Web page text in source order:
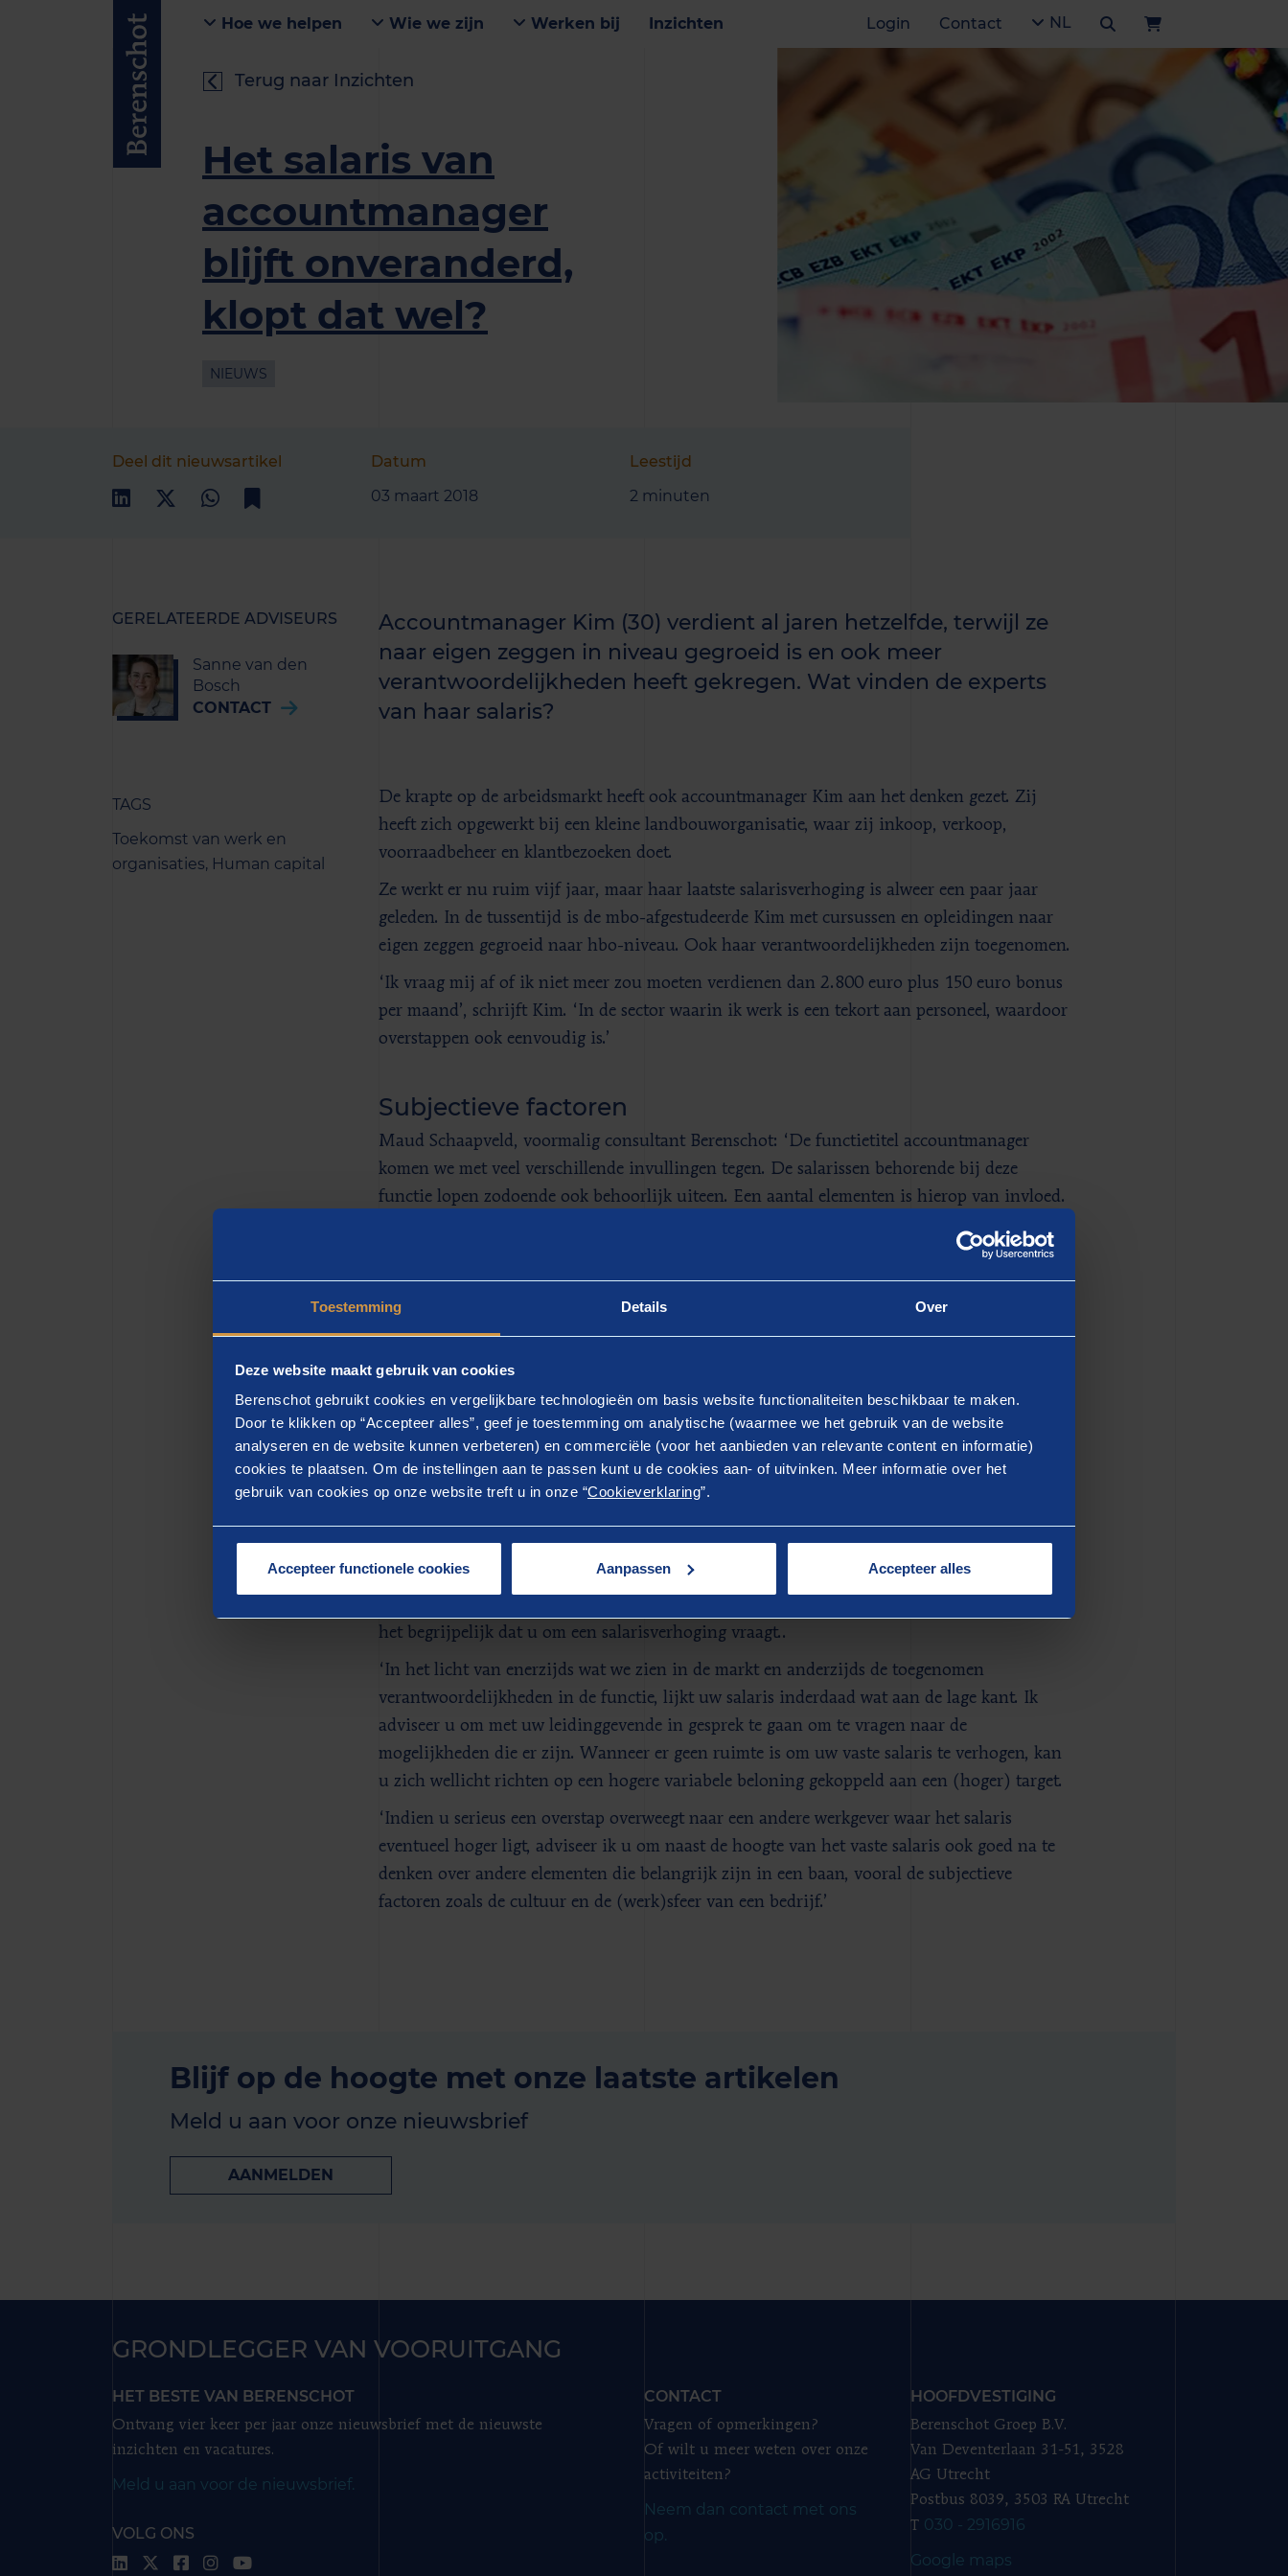
Toestemming Details Over
Deze website maakt gebruik van cookies
Berenschot gebruikt cookies en vergelijkbare technologieën om basis website functionaliteiten beschikbaar te maken.
Door te klikken op “Accepteer alles”, geef je toestemming om analytische (waarmee we het gebruik van de website
analyseren en de website kunnen verbeteren) en commerciële (voor het aanbieden van relevante content en informatie)
cookies te plaatsen. Om de instellingen aan te passen kunt u de cookies aan- of uitvinken. Meer informatie over het
gebruik van cookies op onze website treft u in onze “Cookieverklaring”.
Accepteer functionele cookies Aanpassen Accepteer alles
Hoe we helpen Wie we zijn Werken bij Inzichten Login Contact NL
Terug naar Inzichten
Het salaris van
accountmanager
blijft onveranderd,
klopt dat wel?
NIEUWS
Deel dit nieuwsartikel
Datum
03 maart 2018
Leestijd
2 minuten
GERELATEERDE ADVISEURS
Sanne van den
Bosch
CONTACT
TAGS
Toekomst van werk en
organisaties, Human capital
Accountmanager Kim (30) verdient al jaren hetzelfde, terwijl ze
naar eigen zeggen in niveau gegroeid is en ook meer
verantwoordelijkheden heeft gekregen. Wat vinden de experts
van haar salaris?
De krapte op de arbeidsmarkt heeft ook accountmanager Kim aan het denken gezet. Zij
heeft zich opgewerkt bij een kleine landbouworganisatie, waar zij inkoop, verkoop,
voorraadbeheer en klantbezoeken doet.
Ze werkt er nu ruim vijf jaar, maar haar laatste salarisverhoging is alweer een paar jaar
geleden. In de tussentijd is de mbo-afgestudeerde Kim met cursussen en opleidingen naar
eigen zeggen gegroeid naar hbo-niveau. Ook haar verantwoordelijkheden zijn toegenomen.
‘Ik vraag mij af of ik niet meer zou moeten verdienen dan 2.800 euro plus 150 euro bonus
per maand’, schrijft Kim. ‘In de sector waarin ik werk is een tekort aan personeel, waardoor
overstappen ook eenvoudig is.’
Subjectieve factoren
Maud Schaapveld, voormalig consultant Berenschot: ‘De functietitel accountmanager
komen we met veel verschillende invullingen tegen. De salarissen behorende bij deze
functie lopen zodoende ook behoorlijk uiteen. Een aantal elementen is hierop van invloed.
commerciële plannen en het belang van de producten of diensten voor de organisatie. De
uiteenlopende salarissen variëren voor de wat lichtere accountmanagers rond de 3.000 en
3.500 euro per maand en voor de zwaardere accountmanagers kan dit wel oplopen tot zo’n
5.500 euro per maand.
‘Naast bovengenoemde punten is uiteraard ook de sector waarin u werkzaam bent van
invloed op de hoogte van uw salaris. Voor salesfuncties is het daarnaast heel gebruikelijk
om een variabele beloning te ontvangen. Vaak is dat gekoppeld aan een target. U meldt dat
dit ook op jou van toepassing is.
‘U zegt daarnaast dat uw vraag deels afkomstig is uit de ontwikkeling die jij hebt
doorgemaakt, via diverse trainingen. Belangrijk om u te realiseren is dat een functie niet
per definitie(een definitie is een beschrijving van iets) meer waard wordt wanneer de
functiehouder meer kan. U geeft echter aan dat de inhoud van uw functie mee is gegroeid.
het begrijpelijk dat u om een salarisverhoging vraagt..
‘In het licht van enerzijds wat we zien in de markt en anderzijds de toegenomen
verantwoordelijkheden in de functie, lijkt uw salaris inderdaad wat aan de lage kant. Ik
adviseer u om met uw leidinggevende in gesprek te gaan om te vragen naar de
mogelijkheden die er zijn. Wanneer er geen ruimte is om uw vaste salaris te verhogen, kan
u zich wellicht richten op een hogere variabele beloning gekoppeld aan een (hoger) target.
‘Indien u serieus een overstap overweegt naar een andere werkgever waar het salaris
eventueel hoger ligt, adviseer ik u om naast de hoogte van het vaste salaris ook goed na te
denken over andere elementen die belangrijk zijn in een baan, vooral de subjectieve
factoren zoals de cultuur en de (werk)sfeer van een bedrijf.’
Blijf op de hoogte met onze laatste artikelen
Meld u aan voor onze nieuwsbrief
AANMELDEN
GRONDLEGGER VAN VOORUITGANG
HET BESTE VAN BERENSCHOT
Ontvang vier keer per jaar onze nieuwsbrief met de nieuwste
inzichten en vacatures.
Meld u aan voor de nieuwsbrief.
VOLG ONS
CONTACT
Vragen of opmerkingen?
Of wilt u meer weten over onze
activiteiten?
Neem dan contact met ons
op.
HOOFDVESTIGING
Berenschot Groep B.V.
Van Deventerlaan 31-51, 3528
AG Utrecht
Postbus 8039, 3503 RA Utrecht
T 030 - 2916916
Google maps